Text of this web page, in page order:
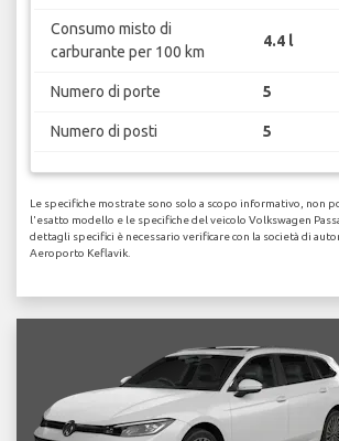
Consumo misto di
carburante per 100 km
4.4 l
Numero di porte 5
Numero di posti 5
Le specifiche mostrate sono solo a scopo informativo, non
l'esatto modello e le specifiche del veicolo Volkswagen
dettagli specifici è necessario verificare con la società di
Aeroporto Keflavik.